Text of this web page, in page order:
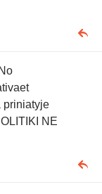
priniatyje
NE